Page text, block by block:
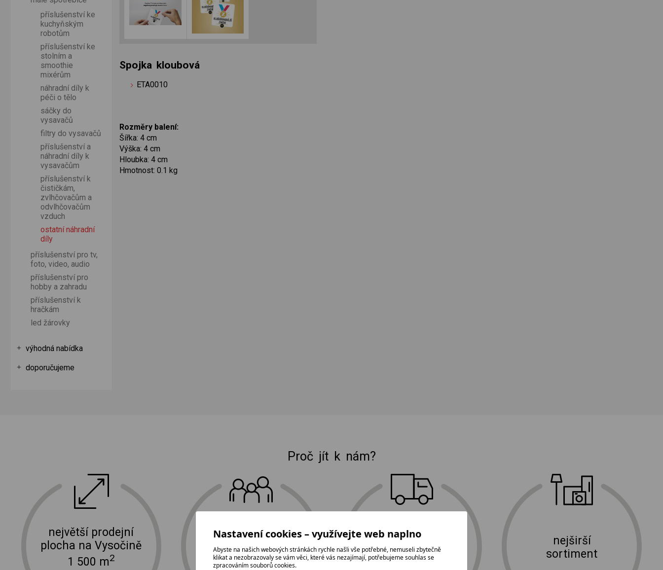
Spojka kloubová
ETA0010
Rozměry balení:
Šířka: 4 cm
Výška: 4 cm
Hloubka: 4 cm
Hmotnost: 0.1 kg
příslušenství ke
kuchyňským
robotům
příslušenství ke
stolním a
smoothie
mixérům
náhradní díly k
péči o tělo
sáčky do
vysavačů
filtry do vysavačů
příslušenství a
náhradní díly k
vysavačům
příslušenství k
čističkám,
zvlhčovačům a
odvlhčovačům
vzduch
ostatní náhradní
díly
příslušenství pro tv,
foto, video, audio
příslušenství pro
hobby a zahradu
příslušenství k
hračkám
led žárovky
výhodná nabídka
doporučujeme
Proč jít k nám?
největší prodejní
plocha na Vysočině
1 500 m2
tradice,
rodinná firma
doprava
a profesionální
instalace zdarma
doprava a instalace elektro zařízení
nejširší
sortiment
E-shop Elektro Burian
Nastavení cookies – využívejte web naplno
Abyste na našich webových stránkách rychle našli vše potřebné, nemuseli zbytečně
klikat a nezobrazovaly se vám věci, které vás nezajímají, potřebujeme souhlas se
zpracováním souborů cookies.